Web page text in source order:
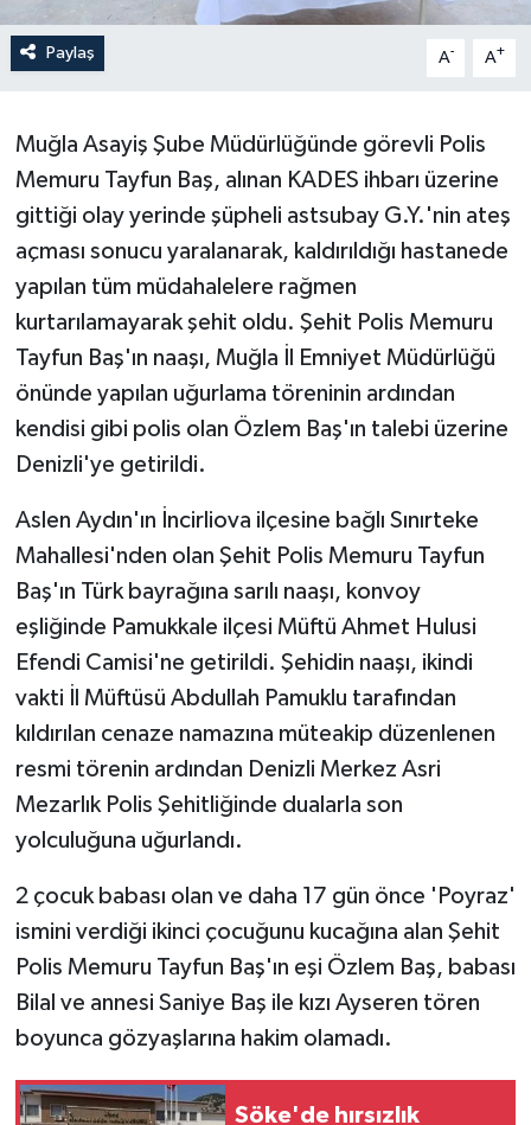
Paylaş A- A+
Muğla Asayiş Şube Müdürlüğünde görevli Polis
Memuru Tayfun Baş, alınan KADES ihbarı üzerine
gittiği olay yerinde şüpheli astsubay G.Y.'nin ateş
açması sonucu yaralanarak, kaldırıldığı hastanede
yapılan tüm müdahalelere rağmen
kurtarılamayarak şehit oldu. Şehit Polis Memuru
Tayfun Baş'ın naaşı, Muğla İl Emniyet Müdürlüğü
önünde yapılan uğurlama töreninin ardından
kendisi gibi polis olan Özlem Baş'ın talebi üzerine
Denizli'ye getirildi.
Aslen Aydın'ın İncirliova ilçesine bağlı Sınırteke
Mahallesi'nden olan Şehit Polis Memuru Tayfun
Baş'ın Türk bayrağına sarılı naaşı, konvoy
eşliğinde Pamukkale ilçesi Müftü Ahmet Hulusi
Efendi Camisi'ne getirildi. Şehidin naaşı, ikindi
vakti İl Müftüsü Abdullah Pamuklu tarafından
kıldırılan cenaze namazına müteakip düzenlenen
resmi törenin ardından Denizli Merkez Asri
Mezarlık Polis Şehitliğinde dualarla son
yolculuğuna uğurlandı.
2 çocuk babası olan ve daha 17 gün önce 'Poyraz'
ismini verdiği ikinci çocuğunu kucağına alan Şehit
Polis Memuru Tayfun Baş'ın eşi Özlem Baş, babası
Bilal ve annesi Saniye Baş ile kızı Ayseren tören
boyunca gözyaşlarına hakim olamadı.
Söke'de hırsızlık